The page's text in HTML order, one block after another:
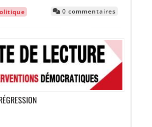
0 commentaires